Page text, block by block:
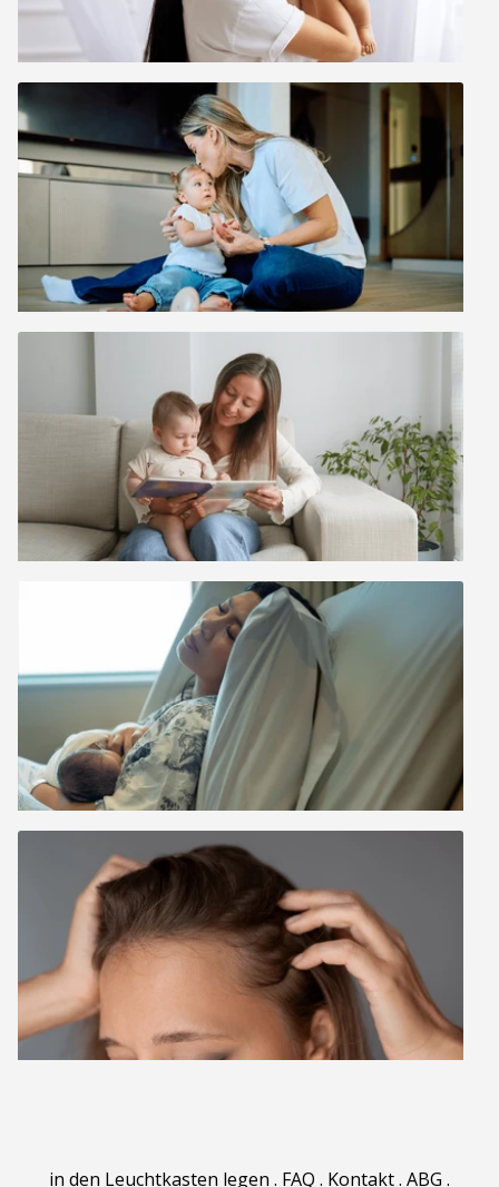
in den Leuchtkasten legen . FAQ . Kontakt. ABG .